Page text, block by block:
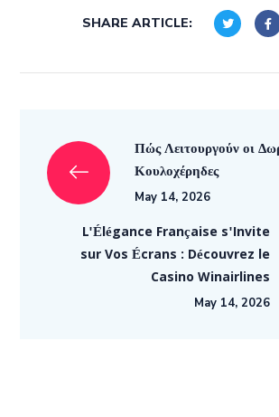
SHARE ARTICLE:
Πώς Λειτουργούν οι
Κουλοχέρηδες
May 14, 2026
L'Élégance Française s'Invite
sur Vos Écrans : Découvrez le
Casino Winairlines
May 14, 2026